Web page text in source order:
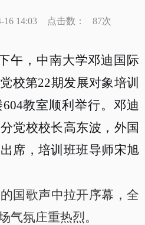
16 14:03 点击数： 87次
午，中南大学邓迪国际
校第22期发展对象培训
604教室顺利举行。邓迪
党校校长高东波，外国
席，培训班班导师宋旭
国歌声中拉开序幕，全
气氛庄重热烈。